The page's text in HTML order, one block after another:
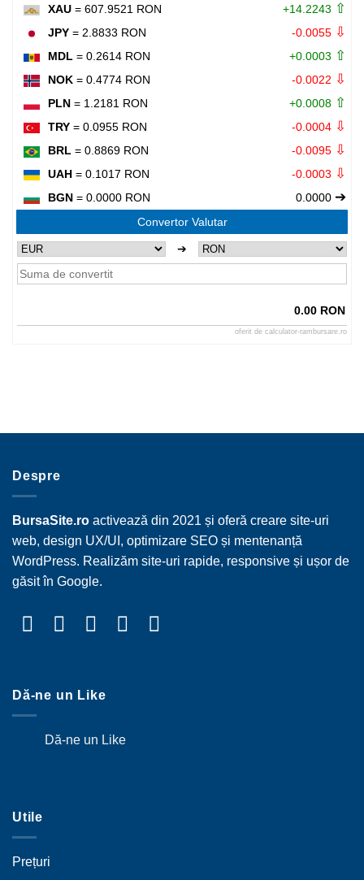
XAU = 607.9521 RON +14.2243 ⇧
JPY = 2.8833 RON -0.0055 ⇩
MDL = 0.2614 RON +0.0003 ⇧
NOK = 0.4774 RON -0.0022 ⇩
PLN = 1.2181 RON +0.0008 ⇧
TRY = 0.0955 RON -0.0004 ⇩
BRL = 0.8869 RON -0.0095 ⇩
UAH = 0.1017 RON -0.0003 ⇩
BGN = 0.0000 RON 0.0000 ➔
Convertor Valutar
➔
0.00 RON
oferit decalculator-rambursare.ro
Despre
BursaSite.ro activează din 2021 și oferă creare site-uri
web, design UX/UI, optimizare SEO și mentenanță
WordPress. Realizăm site-uri rapide, responsive și ușor de
găsit în Google.
Dă-ne un Like
Dă-ne un Like
Utile
Prețuri